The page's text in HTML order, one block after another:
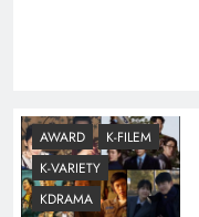
AWARD
K-FILEM
K-VARIETY
KDRAMA